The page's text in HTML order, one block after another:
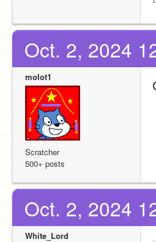
Oct. 2, 2024
molot1
Scratcher
500+ posts
Oct. 2, 2024
White_Lord